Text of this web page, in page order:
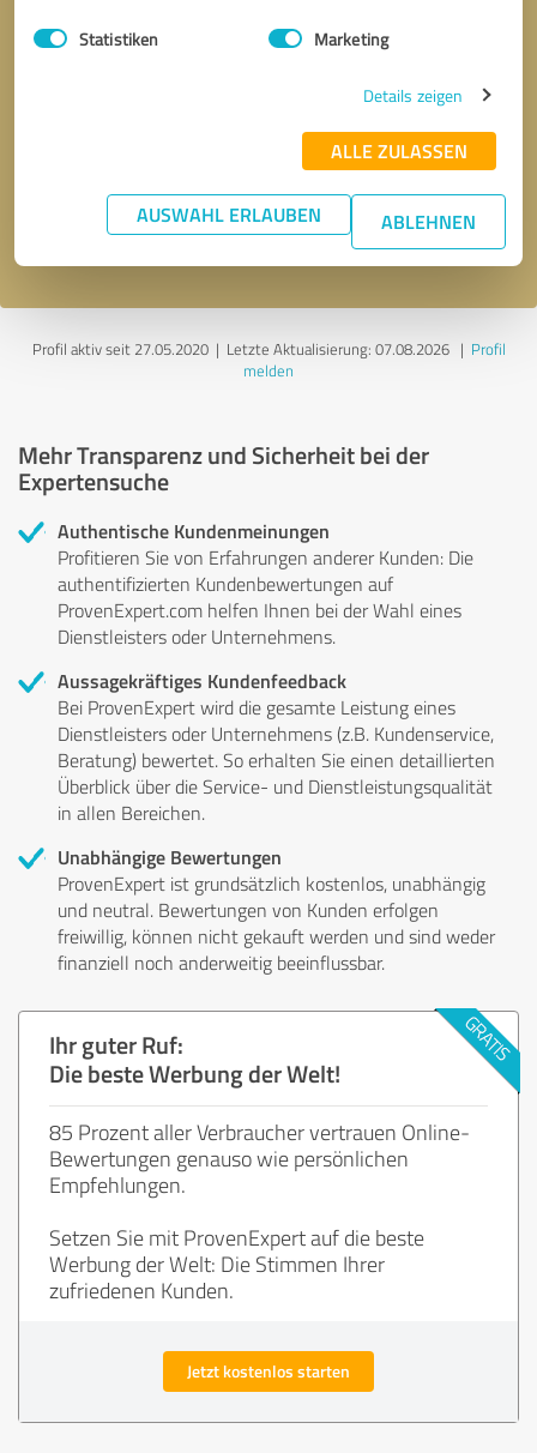
Statistiken Marketing
Details zeigen
ALLE ZULASSEN
AUSWAHL ERLAUBEN ABLEHNEN
Ich stimme denDatenschutzbestimmungenzu.
Profil aktiv seit 27.05.2020 | Letzte Aktualisierung: 07.08.2026| Profil
melden
Mehr Transparenz und Sicherheit bei der
Expertensuche
Authentische Kundenmeinungen
Profitieren Sie von Erfahrungen anderer Kunden: Die
authentifizierten Kundenbewertungen auf
ProvenExpert.com helfen Ihnen bei der Wahl eines
Dienstleisters oder Unternehmens.
Aussagekräftiges Kundenfeedback
Bei ProvenExpert wird die gesamte Leistung eines
Dienstleisters oder Unternehmens (z.B. Kundenservice,
Beratung) bewertet. So erhalten Sie einen detaillierten
Überblick über die Service- und Dienstleistungsqualität
in allen Bereichen.
Unabhängige Bewertungen
ProvenExpert ist grundsätzlich kostenlos, unabhängig
und neutral. Bewertungen von Kunden erfolgen
freiwillig, können nicht gekauft werden und sind weder
finanziell noch anderweitig beeinflussbar.
Ihr guter Ruf:
Die beste Werbung der Welt!
85 Prozent aller Verbraucher vertrauen Online-
Bewertungen genauso wie persönlichen
Empfehlungen.
Setzen Sie mit ProvenExpert auf die beste
Werbung der Welt: Die Stimmen Ihrer
zufriedenen Kunden.
Jetzt kostenlos starten